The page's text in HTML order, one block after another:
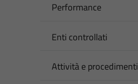
Performance
Enti controllati
Attività e procedimenti